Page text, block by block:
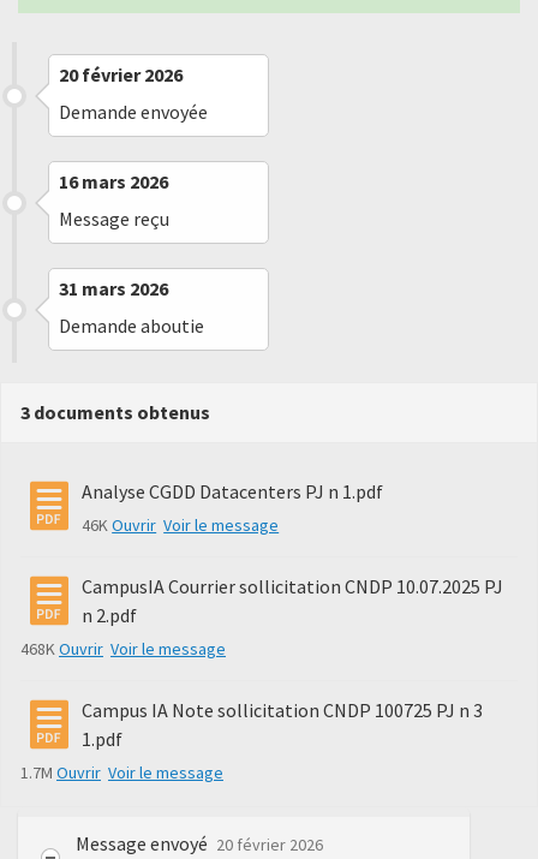
20 février 2026
Demande envoyée
16 mars 2026
Message reçu
31 mars 2026
Demande aboutie
3 documents obtenus
Analyse CGDD Datacenters PJ n 1.pdf
46KOuvrir Voir le message
CampusIA Courrier sollicitation CNDP 10.07.2025 PJ
n 2.pdf
468KOuvrir Voir le message
Campus IA Note sollicitation CNDP 100725 PJ n 3
1.pdf
1.7M Ouvrir Voir le message
Message envoyé 20 février 2026